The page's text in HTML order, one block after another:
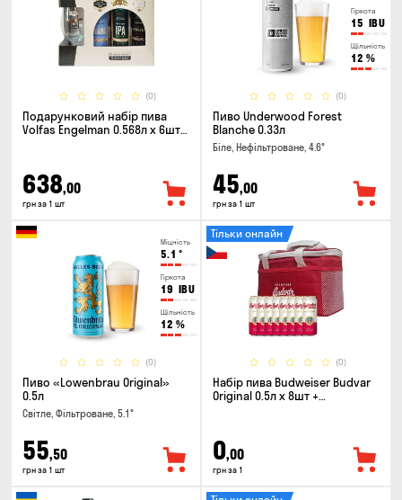
(0)
Подарунковий набір пива
Volfas Engelman 0.568л x 6шт +
638,00
грн за 1 шт
Гіркота
15 IBU
Щільність
12 %
(0)
Пиво Underwood Forest
Blanche 0.33л
Біле, Нефільтроване, 4.6°
45,00
грн за 1 шт
Міцність
5.1 °
Гіркота
19 IBU
Щільність
12 %
(0)
Пиво «Lowenbrau Original»
0.5л
Світле, Фільтроване, 5.1°
55,50
грн за 1 шт
(0)
Тільки онлайн
Набір пива Budweiser Budvar
Original 0.5л х 8шт +
0,00
грн за 1